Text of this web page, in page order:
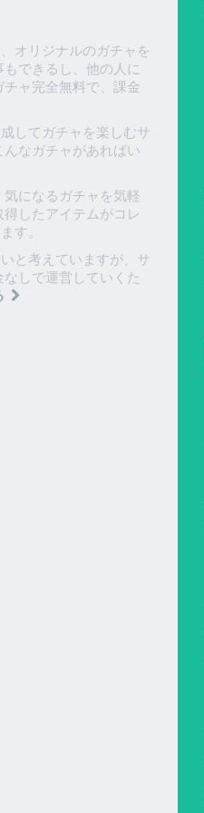
オリジナルのガチャを
できるし、他の人に
ャ完全無料で、課金
してガチャを楽しむサ
なガチャがあればい
になるガチャを気軽
したアイテムがコレ
す。
と考えていますが、サ
しで運営していくた